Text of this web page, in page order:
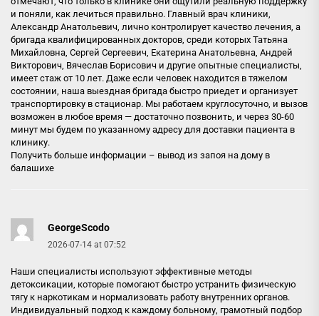
и поняли, как лечиться правильно. Главный врач клиники,
Александр Анатольевич, лично контролирует качество лечения, а
бригада квалифицированных докторов, среди которых Татьяна
Михайловна, Сергей Сергеевич, Екатерина Анатольевна, Андрей
Викторович, Вячеслав Борисович и другие опытные специалисты,
имеет стаж от 10 лет. Даже если человек находится в тяжелом
состоянии, наша выездная бригада быстро приедет и организует
транспортировку в стационар. Мы работаем круглосуточно, и вызов
возможен в любое время — достаточно позвонить, и через 30-60
минут мы будем по указанному адресу для доставки пациента в
клинику.
Получить больше информации – вывод из запоя на дому в
балашихе
GeorgeScodo
2026-07-14 at 07:52
Наши специалисты используют эффективные методы
детоксикации, которые помогают быстро устранить физическую
тягу к наркотикам и нормализовать работу внутренних органов.
Индивидуальный подход к каждому больному, грамотный подбор